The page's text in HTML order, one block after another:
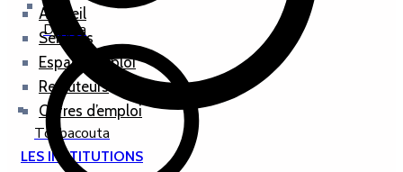
Toubacouta
LES INSTITUTIONS
Djirnda
Accueil
Services
Espace emploi
Recruteurs
Offres d’emploi